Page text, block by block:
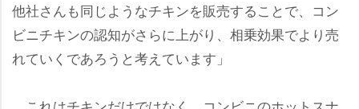
他社さんも同じようなチキンを販売することで、コン
ビニチキンの認知がさらに上がり、相乗効果でより売
れていくであろうと考えています」